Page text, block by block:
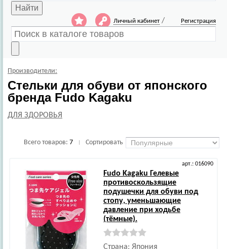
Найти
Личный кабинет / Регистрация
Производители:
Стельки для обуви от японского
бренда Fudo Kagaku
ДЛЯ ЗДОРОВЬЯ
Всего товаров: 7 Сортировать
арт.: 016090
Fudo Kagaku Гелевые
противоскользящие
подушечки для обуви под
стопу, уменьшающие
давление при ходьбе
(тёмные).
Страна: Япония